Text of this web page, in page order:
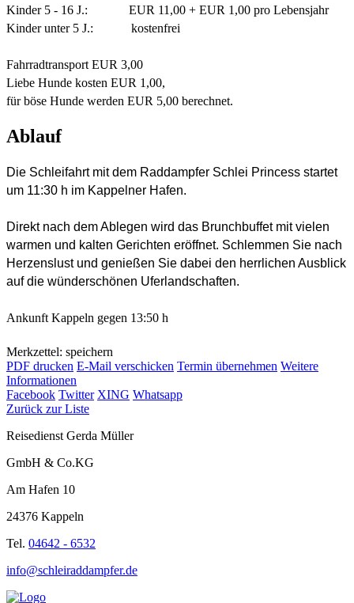
Kinder 5 - 16 J.: EUR 11,00 + EUR 1,00 pro Lebensjahr
Kinder unter 5 J.: kostenfrei
Fahrradtransport EUR 3,00
Liebe Hunde kosten EUR 1,00,
für böse Hunde werden EUR 5,00 berechnet.
Ablauf
Die Schleifahrt mit dem Raddampfer Schlei Princess startet
um 11:30 h im Kappelner Hafen.
Direkt nach dem Ablegen wird das Brunchbuffet mit vielen
warmen und kalten Gerichten eröffnet. Schlemmen Sie nach
Herzenslust und genießen Sie dabei den herrlichen Ausblick
auf die wünderschönen Uferlandschaften.
Ankunft Kappeln gegen 13:50 h
Merkzettel: speichern
PDF drucken E-Mail verschicken Termin übernehmen Weitere
Informationen
Facebook Twitter XING Whatsapp
Zurück zur Liste
Reisedienst Gerda Müller
GmbH & Co.KG
Am Hafen 10
24376 Kappeln
Tel. 04642 - 6532
info@schleiraddampfer.de